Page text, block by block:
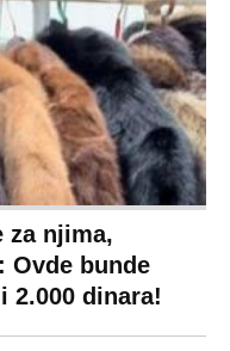
sportovi
Svaštara
Tiktok
MONDO INC.
Impressum
Kontakt
Politika o kolačićima